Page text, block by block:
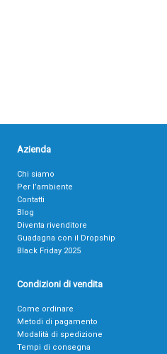
Azienda
Chi siamo
Per l’ambiente
Contatti
Blog
Diventa rivenditore
Guadagna con il Dropship
Black Friday 2025
Condizioni di vendita
Come ordinare
Metodi di pagamento
Modalità di spedizione
Tempi di consegna